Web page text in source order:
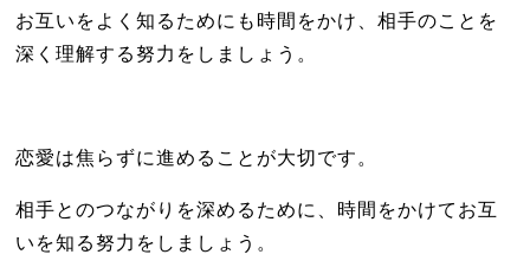
お互いをよく知るためにも時間をかけ、相手のことを
深く理解する努力をしましょう。
恋愛は焦らずに進めることが大切です。
相手とのつながりを深めるために、時間をかけてお互
いを知る努力をしましょう。